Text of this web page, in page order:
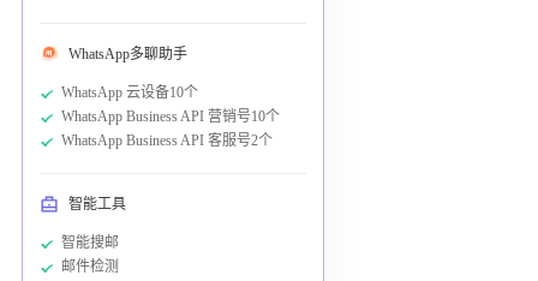
WhatsApp多聊助手
WhatsApp 云设备10个
WhatsApp Business API 营销号10个
WhatsApp Business API 客服号2个
智能工具
智能搜邮
邮件检测